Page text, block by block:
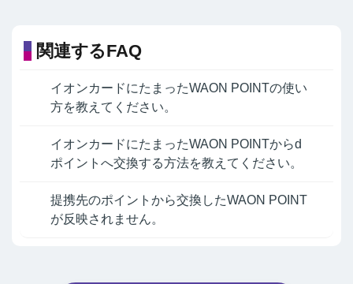
関連するFAQ
イオンカードにたまったWAON POINTの使い
方を教えてください。
イオンカードにたまったWAON POINTからd
ポイントへ交換する方法を教えてください。
提携先のポイントから交換したWAON POINT
が反映されません。